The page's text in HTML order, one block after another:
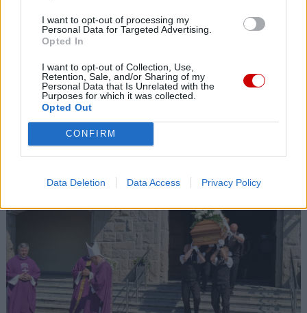
I want to opt-out of processing my
Personal Data for Targeted Advertising.
Opted In
I want to opt-out of Collection, Use,
Retention, Sale, and/or Sharing of my
Personal Data that Is Unrelated with the
Purposes for which it was collected.
Opted Out
CONFIRM
Data Deletion Data Access Privacy Policy
Przewodniczący KEP na temat przygotowań do wizyty